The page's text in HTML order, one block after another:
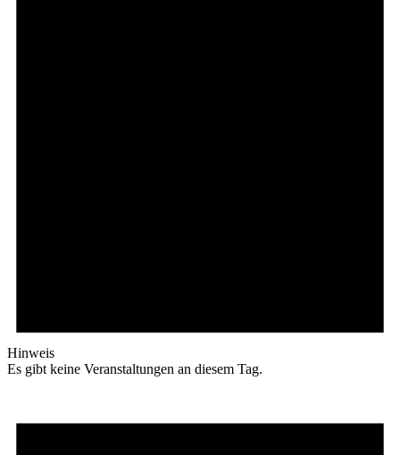
Hinweis
Es gibt keine Veranstaltungen an diesem Tag.